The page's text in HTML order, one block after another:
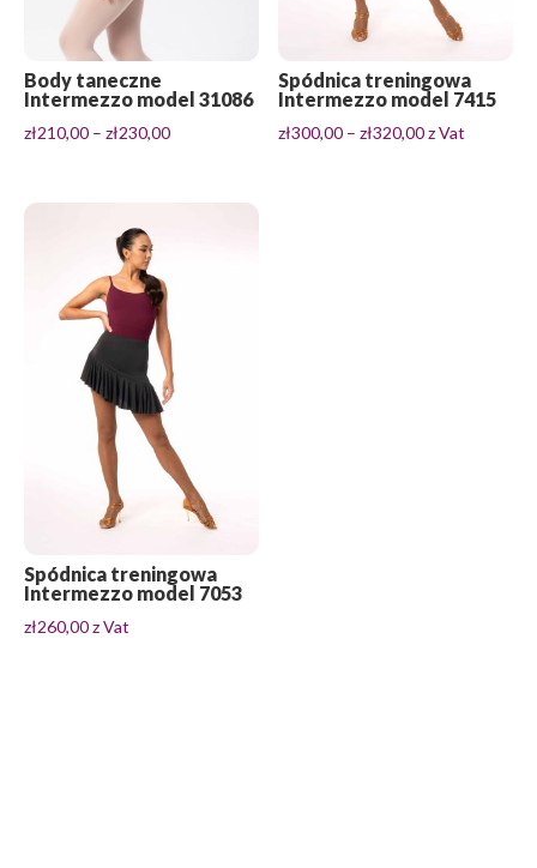
Body taneczne
Intermezzo model 31086
zł210,00 – zł230,00Zakres
Spódnica treningowa
Intermezzo model 7415
zł300,00 – zł320,00Zakres
z Vat
Spódnica treningowa
Intermezzo model 7053
zł260,00z Vat